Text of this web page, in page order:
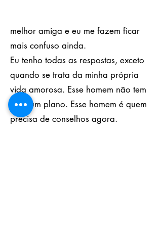
melhor amiga e eu me fazem ficar
mais confuso ainda.
Eu tenho todas as respostas, exceto
quando se trata da minha própria
vida amorosa. Esse homem não tem
mais um plano. Esse homem é quem
precisa de conselhos agora.